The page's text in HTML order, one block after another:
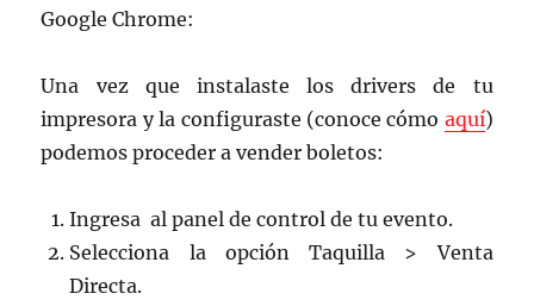
Google Chrome:
Una vez que instalaste los drivers de tu
impresora y la configuraste (conoce cómo aquí)
podemos proceder a vender boletos:
Ingresa al panel de control de tu evento.
Selecciona la opción Taquilla > Venta
Directa.